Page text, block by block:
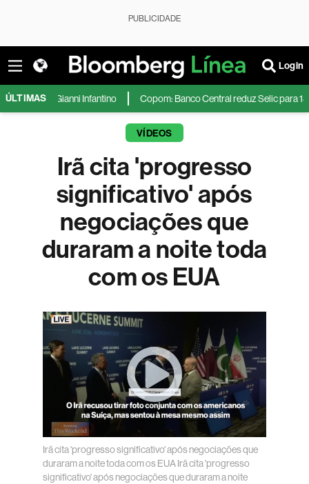
PUBLICIDADE
Login
ÚLTIMAS
Infantino Copom: Banco Central reduz Selic para 14% ao ano
VÍDEOS
Irã cita 'progresso
significativo' após
negociações que
duraram a noite toda
com os EUA
Irã cita 'progresso significativo' após negociações que
duraram a noite toda com os EUAIrã cita 'progresso
significativo' após negociações que duraram a noite